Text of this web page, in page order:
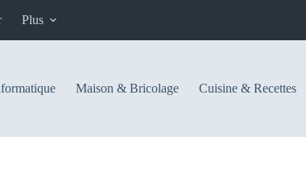
Plus
Maison & Bricolage Cuisine & Recettes